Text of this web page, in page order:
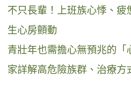
不只長輩！上班族心悸、疲
生心房顫動
青壯年也需擔心無預兆的「
家詳解高危險族群、治療方